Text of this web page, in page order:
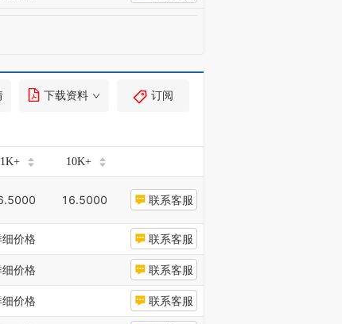
下载资料 订阅
1K+ 10K+
16.5000 联系客服
价格 联系客服
价格 联系客服
价格 联系客服